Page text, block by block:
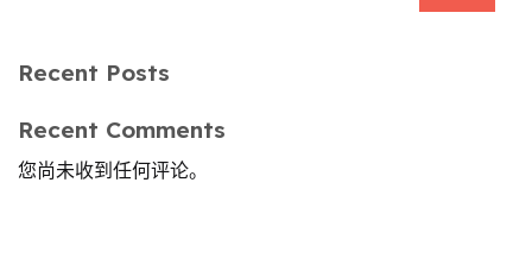
Recent Posts
Recent Comments
您尚未收到任何评论。